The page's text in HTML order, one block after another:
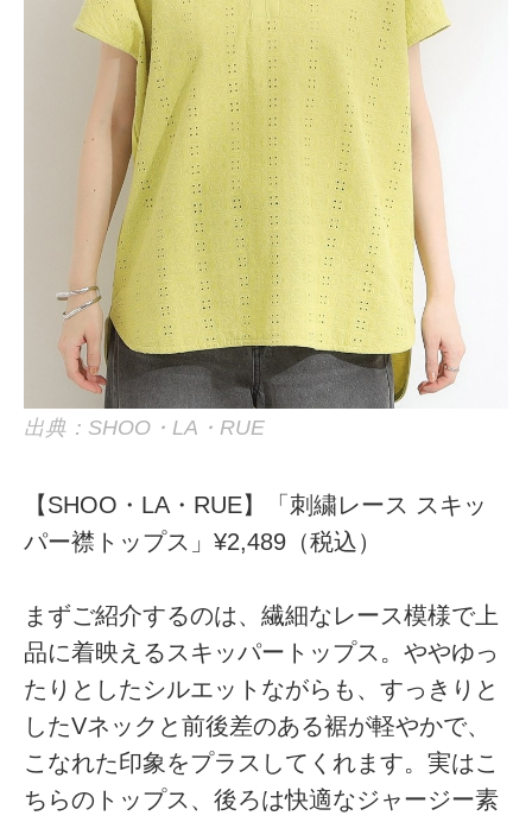
出典：SHOO・LA・RUE
【SHOO・LA・RUE】「刺繍レース スキッ
パー襟トップス」¥2,489（税込）
まずご紹介するのは、繊細なレース模様で上
品に着映えるスキッパートップス。ややゆっ
たりとしたシルエットながらも、すっきりと
したVネックと前後差のある裾が軽やかで、
こなれた印象をプラスしてくれます。実はこ
ちらのトップス、後ろは快適なジャージー素